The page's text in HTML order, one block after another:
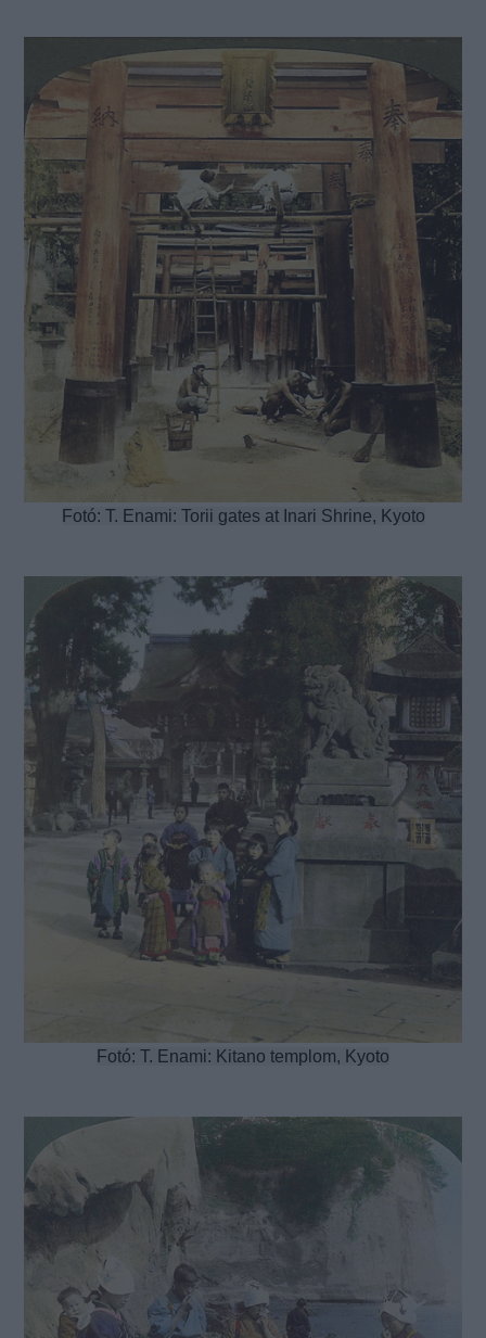
Fotó: T. Enami: Torii gates at Inari Shrine, Kyoto
Fotó: T. Enami: Kitano templom, Kyoto